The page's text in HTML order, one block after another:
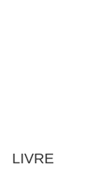
LIVRE